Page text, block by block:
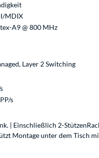
MDIX
A9 @ 800 MHz
Layer 2 Switching
s
| Einschließlich 2-
Montage unter dem Tisch